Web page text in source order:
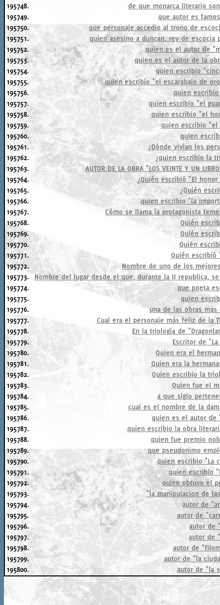
195748.
de que monarca literario
195749.
que autor es
195750.
que personaje accedio al trono de
195751.
quien asesino a duncan, rey de escocia
195752.
quien es el autor de
195753.
quien es el autor de la
195754.
quien escribio
195755.
quien escribio "el escarabajo de
195756.
quien
195757.
quien escribio "el
195758.
quien escribio "el
195759.
quien escribio "el
195760.
quien
195761.
¿Dónde vivían los
195762.
¿quien escribio la
195763.
AUTOR DE LA OBRA "LOS VEINTE Y UN
195764.
¿Quién escribió "El
195765.
¿Quién
195766.
quien escribio "la
195767.
Cómo se llama la protagonista
195768.
Quién
195769.
Quién
195770.
Quién
195771.
Quién escribió
195772.
Nombre de uno de los
195773.
Nombre del lugar desde el que, durante la II republica,
195774.
que poeta
195775.
quien
195776.
una de las obras
195777.
Cual era el personaje más feliz de la
195778.
En la triología de
195779.
Escritor de
195780.
Quien era el
195781.
Quien era la
195782.
Quien escribio la
195783.
Quien fue el
195784.
a que siglo
195785.
cual es el nombre de la
195786.
quien es el autor
195787.
quien escribio la obra
195788.
quien fue premio
195789.
que pseudonimo
195790.
quien escribio "La
195791.
quien escribio
195792.
quien obtuvo el
195793.
"la manipulacion de
195794.
autor de
195795.
autor de
195796.
autor de
195797.
autor de
195798.
autor de
195799.
autor de "la
195800.
autor de "la